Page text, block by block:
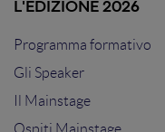
L'EDIZIONE 2026
Programma formativo
Gli Speaker
Il Mainstage
Ospiti Mainstage